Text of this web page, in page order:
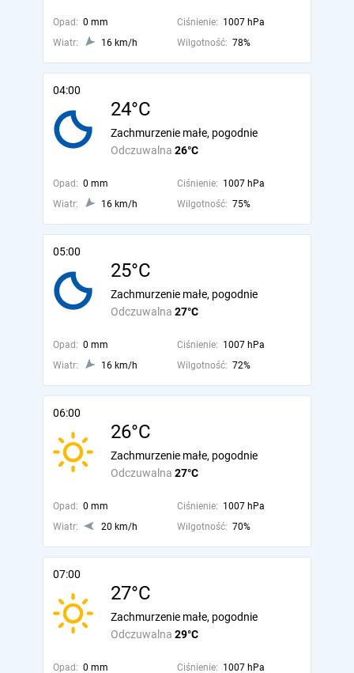
Opad: 0 mm Ciśnienie: 1007 hPa
Wiatr:
16 km/h Wilgotność: 78%
04:00
24°C
Odczuwalna 26°C
Zachmurzenie małe, pogodnie
Opad: 0 mm Ciśnienie: 1007 hPa
Wiatr:
16 km/h Wilgotność: 75%
05:00
25°C
Odczuwalna 27°C
Zachmurzenie małe, pogodnie
Opad: 0 mm Ciśnienie: 1007 hPa
Wiatr:
16 km/h Wilgotność: 72%
06:00
26°C
Odczuwalna 27°C
Zachmurzenie małe, pogodnie
Opad: 0 mm Ciśnienie: 1007 hPa
Wiatr:
20 km/h Wilgotność: 70%
07:00
27°C
Odczuwalna 29°C
Zachmurzenie małe, pogodnie
Opad: 0 mm Ciśnienie: 1007 hPa